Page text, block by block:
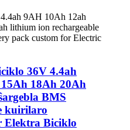
36V 4.4ah
18Ah 20Ah
BMS
kuirilaro
Elektra Biciklo